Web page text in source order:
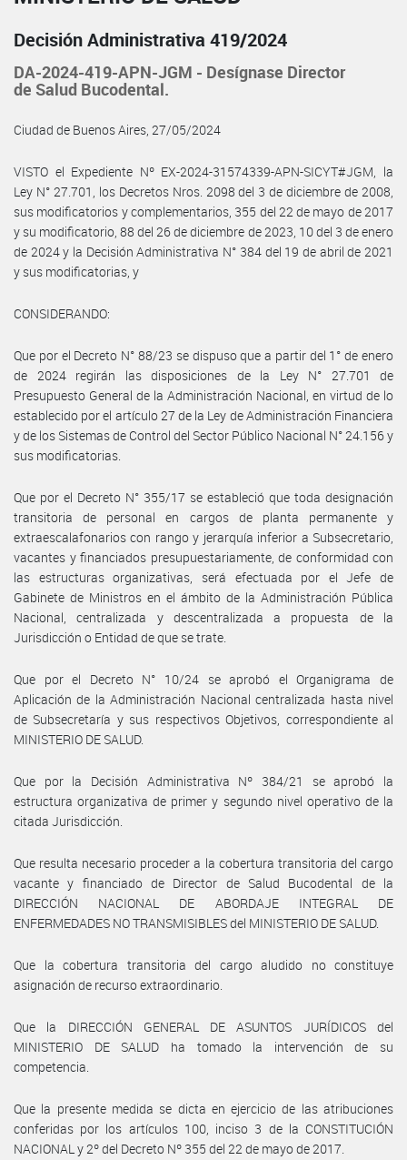
Decisión Administrativa 419/2024
DA-2024-419-APN-JGM - Desígnase Director
de Salud Bucodental.
Ciudad de Buenos Aires, 27/05/2024
VISTO el Expediente Nº EX-2024-31574339-APN-SICYT#JGM, la
Ley N° 27.701, los Decretos Nros. 2098 del 3 de diciembre de 2008,
sus modificatorios y complementarios, 355 del 22 de mayo de 2017
y su modificatorio, 88 del 26 de diciembre de 2023, 10 del 3 de enero
de 2024 y la Decisión Administrativa N° 384 del 19 de abril de 2021
y sus modificatorias, y
CONSIDERANDO:
Que por el Decreto N° 88/23 se dispuso que a partir del 1° de enero
de 2024 regirán las disposiciones de la Ley N° 27.701 de
Presupuesto General de la Administración Nacional, en virtud de lo
establecido por el artículo 27 de la Ley de Administración Financiera
y de los Sistemas de Control del Sector Público Nacional N° 24.156 y
sus modificatorias.
Que por el Decreto N° 355/17 se estableció que toda designación
transitoria de personal en cargos de planta permanente y
extraescalafonarios con rango y jerarquía inferior a Subsecretario,
vacantes y financiados presupuestariamente, de conformidad con
las estructuras organizativas, será efectuada por el Jefe de
Gabinete de Ministros en el ámbito de la Administración Pública
Nacional, centralizada y descentralizada a propuesta de la
Jurisdicción o Entidad de que se trate.
Que por el Decreto N° 10/24 se aprobó el Organigrama de
Aplicación de la Administración Nacional centralizada hasta nivel
de Subsecretaría y sus respectivos Objetivos, correspondiente al
MINISTERIO DE SALUD.
Que por la Decisión Administrativa Nº 384/21 se aprobó la
estructura organizativa de primer y segundo nivel operativo de la
citada Jurisdicción.
Que resulta necesario proceder a la cobertura transitoria del cargo
vacante y financiado de Director de Salud Bucodental de la
DIRECCIÓN NACIONAL DE ABORDAJE INTEGRAL DE
ENFERMEDADES NO TRANSMISIBLES del MINISTERIO DE SALUD.
Que la cobertura transitoria del cargo aludido no constituye
asignación de recurso extraordinario.
Que la DIRECCIÓN GENERAL DE ASUNTOS JURÍDICOS del
MINISTERIO DE SALUD ha tomado la intervención de su
competencia.
Que la presente medida se dicta en ejercicio de las atribuciones
conferidas por los artículos 100, inciso 3 de la CONSTITUCIÓN
NACIONAL y 2º del Decreto Nº 355 del 22 de mayo de 2017.